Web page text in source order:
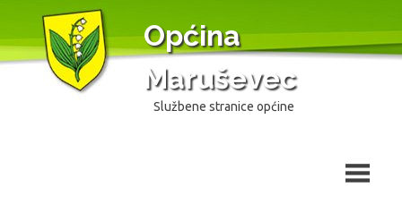
content
Općina
Maruševec
Službene stranice općine